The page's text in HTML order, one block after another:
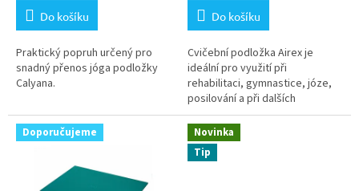
Do košíku
Praktický popruh určený pro
snadný přenos jóga podložky
Calyana.
Do košíku
Cvičební podložka Airex je
ideální pro využití při
rehabilitaci, gymnastice, józe,
posilování a při dalších
sportovních aktivitách.
200x125x1,5cm, hmotnost 5,5kg.
Doporučujeme
Novinka
Tip